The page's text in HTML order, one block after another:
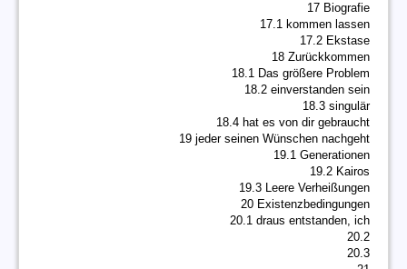
17 Biografie
17.1 kommen lassen
17.2 Ekstase
18 Zurückkommen
18.1 Das größere Problem
18.2 einverstanden sein
18.3 singulär
18.4 hat es von dir gebraucht
19 jeder seinen Wünschen nachgeht
19.1 Generationen
19.2 Kairos
19.3 Leere Verheißungen
20 Existenzbedingungen
20.1 draus entstanden, ich
20.2
20.3